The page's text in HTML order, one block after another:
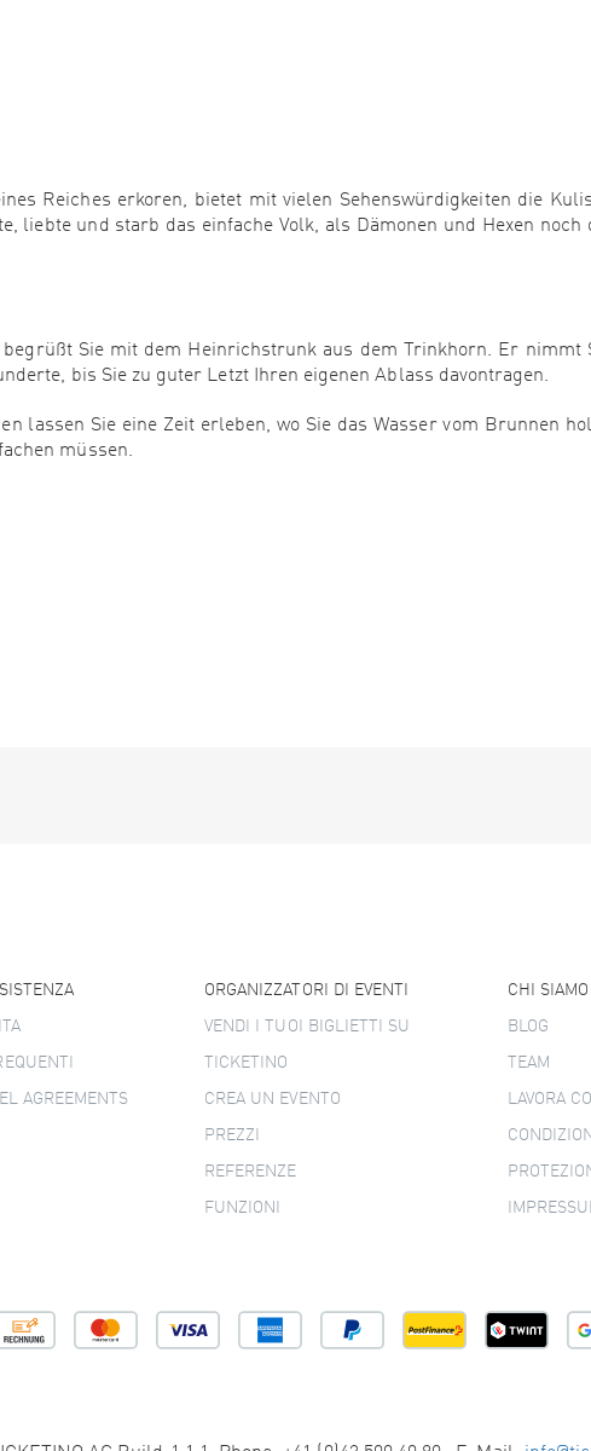
Reiches erkoren, bietet mit vielen Sehenswürdigkeiten die
liebte und starb das einfache Volk, als Dämonen und Hexen noch
Sie mit dem Heinrichstrunk aus dem Trinkhorn. Er nimmt
bis Sie zu guter Letzt Ihren eigenen Ablass davontragen.
lassen Sie eine Zeit erleben, wo Sie das Wasser vom Brunnen
müssen.
AGREEMENTS
ORGANIZZATORI DI EVENTI
VENDI I TUOI BIGLIETTI SU
TICKETINO
CREA UN EVENTO
PREZZI
REFERENZE
FUNZIONI
CHI SIAMO
BLOG
TEAM
LAVORA